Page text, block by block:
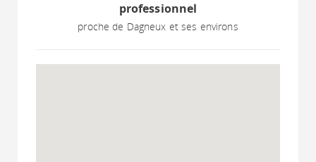
professionnel
proche de Dagneux et ses environs